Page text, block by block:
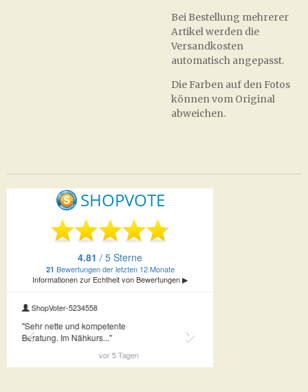
Bei Bestellung mehrerer
Artikel werden die
Versandkosten
automatisch angepasst.
Die Farben auf den Fotos
können vom Original
abweichen.